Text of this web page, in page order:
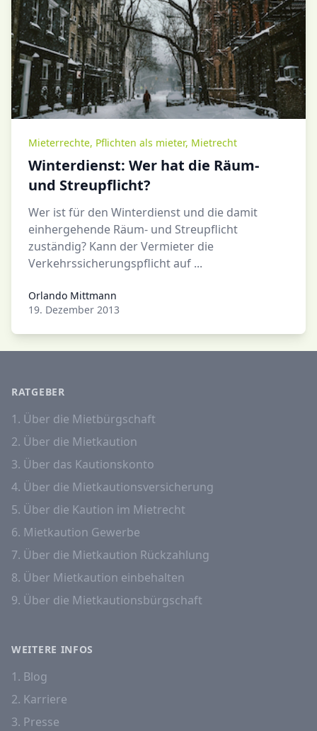
Mieterrechte, Pflichten als mieter, Mietrecht
Winterdienst: Wer hat die Räum-
und Streupflicht?
Wer ist für den Winterdienst und die damit
einhergehende Räum- und Streupflicht
zuständig? Kann der Vermieter die
Verkehrssicherungspflicht auf ...
Orlando Mittmann
Orlando Mittmann
19. Dezember 2013
RATGEBER
1. Über die Mietbürgschaft
2. Über die Mietkaution
3. Über das Kautionskonto
4. Über die Mietkautionsversicherung
5. Über die Kaution im Mietrecht
6. Mietkaution Gewerbe
7. Über die Mietkaution Rückzahlung
8. Über Mietkaution einbehalten
9. Über die Mietkautionsbürgschaft
WEITERE INFOS
1. Blog
2. Karriere
3. Presse